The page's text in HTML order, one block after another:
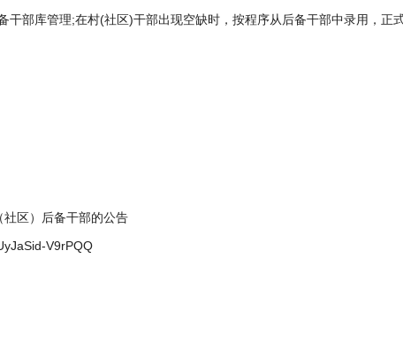
部库管理;在村(社区)干部出现空缺时，按程序从后备干部中录用，正
区）后备干部的公告
V9rPQQ